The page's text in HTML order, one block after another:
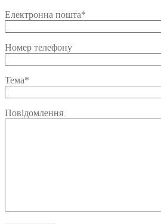
Електронна пошта*
Номер телефону
Тема*
Повідомлення